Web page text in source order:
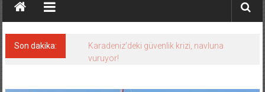
Son dakika:
Karadeniz’deki güvenlik krizi, navluna
vuruyor!